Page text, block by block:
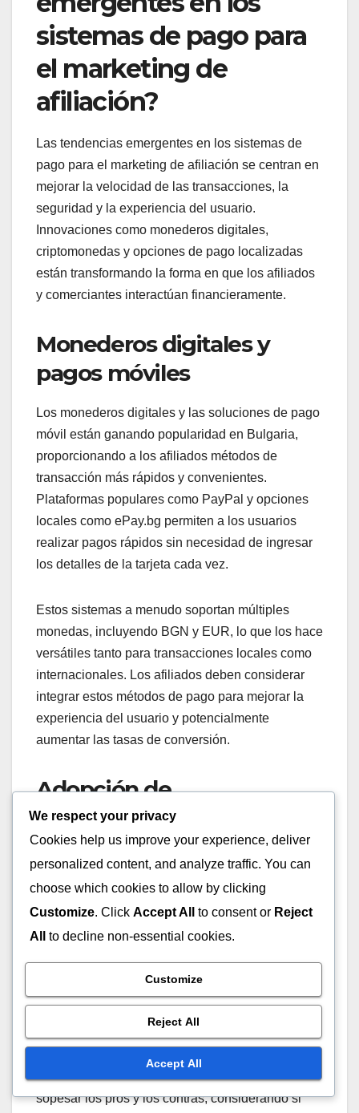
sistemas de pago para
el marketing de
afiliación?
Las tendencias emergentes en los sistemas de
pago para el marketing de afiliación se centran en
mejorar la velocidad de las transacciones, la
seguridad y la experiencia del usuario.
Innovaciones como monederos digitales,
criptomonedas y opciones de pago localizadas
están transformando la forma en que los afiliados
y comerciantes interactúan financieramente.
Monederos digitales y
pagos móviles
Los monederos digitales y las soluciones de pago
móvil están ganando popularidad en Bulgaria,
proporcionando a los afiliados métodos de
transacción más rápidos y convenientes.
Plataformas populares como PayPal y opciones
locales como ePay.bg permiten a los usuarios
realizar pagos rápidos sin necesidad de ingresar
los detalles de la tarjeta cada vez.
Estos sistemas a menudo soportan múltiples
monedas, incluyendo BGN y EUR, lo que los hace
versátiles tanto para transacciones locales como
internacionales. Los afiliados deben considerar
integrar estos métodos de pago para mejorar la
experiencia del usuario y potencialmente
aumentar las tasas de conversión.
Adopción de
criptomonedas
Las criptomonedas se están convirtiendo en una
transacción más bajas y mayor seguridad. Los
afiliados pueden aprovechar criptomonedas como
Bitcoin o Ethereum para atraer a consumidores
expertos en tecnología que prefieren métodos de
pago descentralizados.
puede presentar riesgos. Los afiliados deben
sopesar los pros y los contras, considerando si
We respect your privacy
Cookies help us improve your experience, deliver
personalized content, and analyze traffic. You can
choose which cookies to allow by clicking
Customize. Click Accept All to consent or Reject
All
to decline non-essential cookies.
Customize
Reject All
Accept All